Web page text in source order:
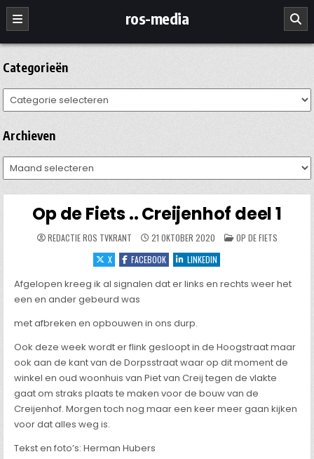
Ga
naar
de
inhoud
ros-media
Categorieën
Categorieën
Archieven
Archieven
Op de Fiets .. Creijenhof deel 1
REDACTIE ROS TVKRANT 21 OKTOBER 2020 GEPLAATST
IN
OP DE FIETS
X
FACEBOOK LINKEDIN
Afgelopen kreeg ik al signalen dat er links en rechts weer het
een en ander gebeurd was
met afbreken en opbouwen in ons durp.
Ook deze week wordt er flink gesloopt in de Hoogstraat maar
ook aan de kant van de Dorpsstraat waar op dit moment de
winkel en oud woonhuis van Piet van Creij tegen de vlakte
gaat om straks plaats te maken voor de bouw van de
Creijenhof. Morgen toch nog maar een keer meer gaan kijken
voor dat alles weg is.
Tekst en foto’s: Herman Hubers